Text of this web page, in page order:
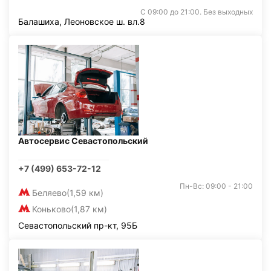
С 09:00 до 21:00. Без выходных
Балашиха, Леоновское ш. вл.8
Автосервис Севастопольский
+7 (499) 653-72-12
Беляево(1,59 км)
Коньково(1,87 км)
Пн-Вс: 09:00 - 21:00
Севастопольский пр-кт, 95Б